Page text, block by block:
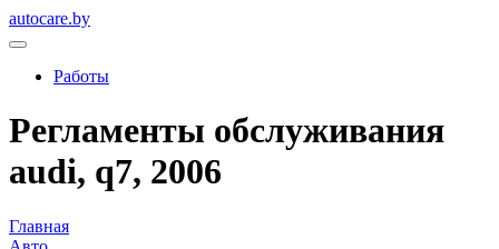
autocare.by
Работы
Регламенты обслуживания
audi, q7, 2006
Главная